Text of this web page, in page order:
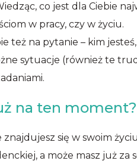
co jest dla Ciebie
w pracy, czy w życiu.
też na pytanie – kim
sytuacje (również te
na ten moment?
się w swoim
a może masz już za